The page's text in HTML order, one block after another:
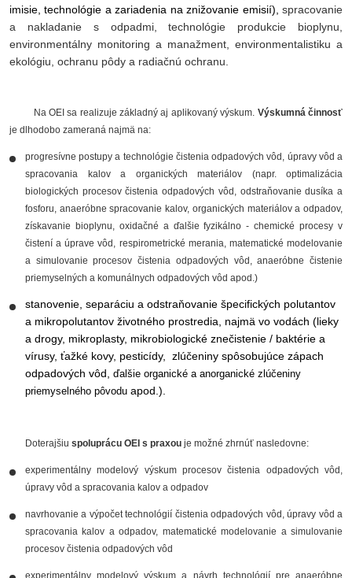
imisie, technológie a zariadenia na znižovanie emisií) spracovanie
a nakladanie s odpadmi, technológie produkcie bioplynu,
environmentálny monitoring a manažment, environmentalistiku a
ekológiu, ochranu pôdy a radiačnú ochranu.
Na OEI sa realizuje základný aj aplikovaný výskum. Výskumná činnosť
je dlhodobo zameraná najmä na:
progresívne postupy a technológie čistenia odpadových vôd, úpravy vôd a
spracovania kalov a organických materiálov (napr. optimalizácia
biologických procesov čistenia odpadových vôd, odstraňovanie dusíka a
fosforu, anaeróbne spracovanie kalov, organických materiálov a odpadov,
získavanie bioplynu, oxidačné a ďalšie fyzikálno - chemické procesy v
čistení a úprave vôd, respirometrické merania, matematické modelovanie
a simulovanie procesov čistenia odpadových vôd, anaeróbne čistenie
priemyselných a komunálnych odpadových vôd apod.)
stanovenie, separáciu a odstraňovanie špecifických polutantov
a mikropolutantov životného prostredia, najmä vo vodách (lieky
a drogy, mikroplasty, mikrobiologické znečistenie / baktérie a
vírusy, ťažké kovy, pesticídy, zlúčeniny spôsobujúce zápach
odpadových vôd, ďalšie organické a anorganické zlúčeniny
priemyselného pôvodu apod.).
Doterajšiu spoluprácu OEI s praxou je možné zhrnúť nasledovne:
experimentálny modelový výskum procesov čistenia odpadových vôd,
úpravy vôd a spracovania kalov a odpadov
navrhovanie a výpočet technológií čistenia odpadových vôd, úpravy vôd a
spracovania kalov a odpadov, matematické modelovanie a simulovanie
procesov čistenia odpadových vôd
experimentálny modelový výskum a návrh technológií pre anaeróbne